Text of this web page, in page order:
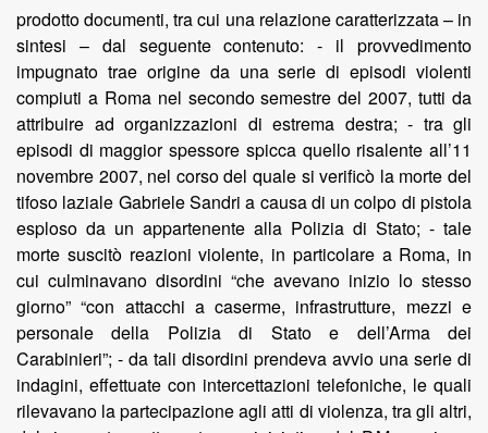
prodotto documenti, tra cui una relazione caratterizzata – in
sintesi – dal seguente contenuto: - il provvedimento
impugnato trae origine da una serie di episodi violenti
compiuti a Roma nel secondo semestre del 2007, tutti da
attribuire ad organizzazioni di estrema destra; - tra gli
episodi di maggior spessore spicca quello risalente all’11
novembre 2007, nel corso del quale si verificò la morte del
tifoso laziale Gabriele Sandri a causa di un colpo di pistola
esploso da un appartenente alla Polizia di Stato; - tale
morte suscitò reazioni violente, in particolare a Roma, in
cui culminavano disordini “che avevano inizio lo stesso
giorno” “con attacchi a caserme, infrastrutture, mezzi e
personale della Polizia di Stato e dell’Arma dei
Carabinieri”; - da tali disordini prendeva avvio una serie di
indagini, effettuate con intercettazioni telefoniche, le quali
rilevavano la partecipazione agli atti di violenza, tra gli altri,